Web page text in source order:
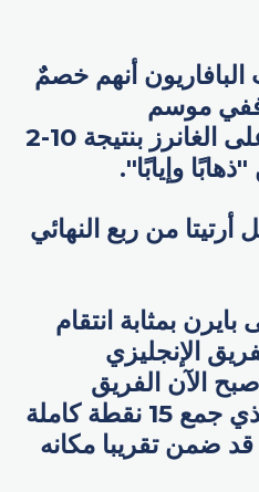
أنهم خصمٌ
موسم
2016/2017، تغلبوا على الغانرز بنتيجة 10-2
وإيابًا".
من ربع النهائي
بمثابة انتقام
الإنجليزي
الآن الفريق
الوحيد في البطولة الذي جمع 15 نقطة كاملة
قد ضمن تقريبا مكانه